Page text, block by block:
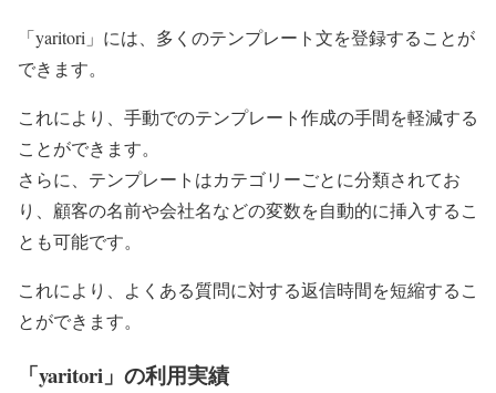
「yaritori」には、多くのテンプレート文を登録することが
できます。
これにより、手動でのテンプレート作成の手間を軽減する
ことができます。
さらに、テンプレートはカテゴリーごとに分類されてお
り、顧客の名前や会社名などの変数を自動的に挿入するこ
とも可能です。
これにより、よくある質問に対する返信時間を短縮するこ
とができます。
「yaritori」の利用実績